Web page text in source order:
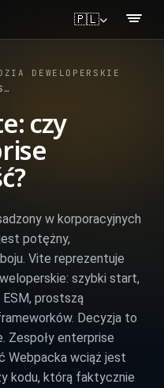
🇵🇱
DEWELOPERSKIE
czy
w korporacyjnych
potężny,
Vite reprezentuje
szybki start,
prostszą
Decyzja to
Zespoły enterprise
Webpacka wciąż jest
kodu, którą faktycznie